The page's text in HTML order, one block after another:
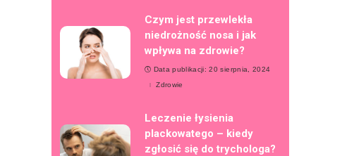
Czym jest przewlekła
niedrożność nosa i jak
wpływa na zdrowie?
Data publikacji: 20 sierpnia, 2024
Zdrowie
Leczenie łysienia
plackowatego – kiedy
zgłosić się do trychologa?